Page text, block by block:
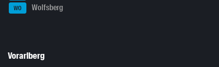
WO Wolfsberg
Vorarlberg